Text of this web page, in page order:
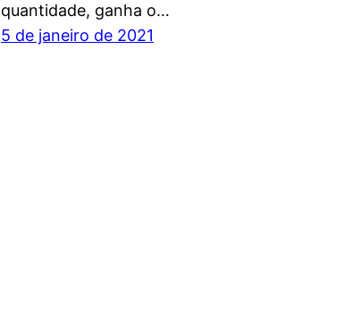
quantidade, ganha o…
5 de janeiro de 2021